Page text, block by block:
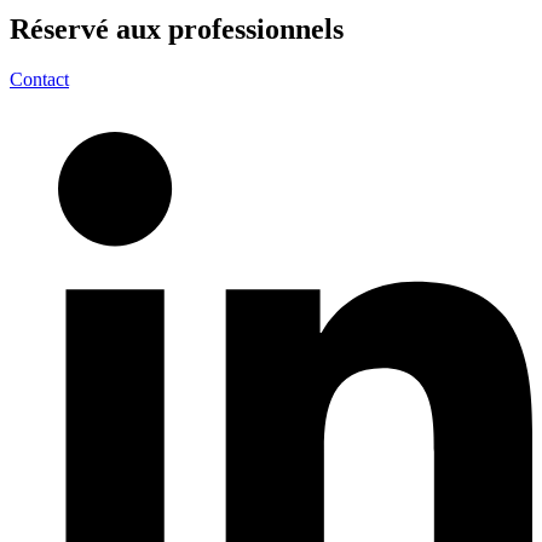
Réservé aux professionnels
Contact